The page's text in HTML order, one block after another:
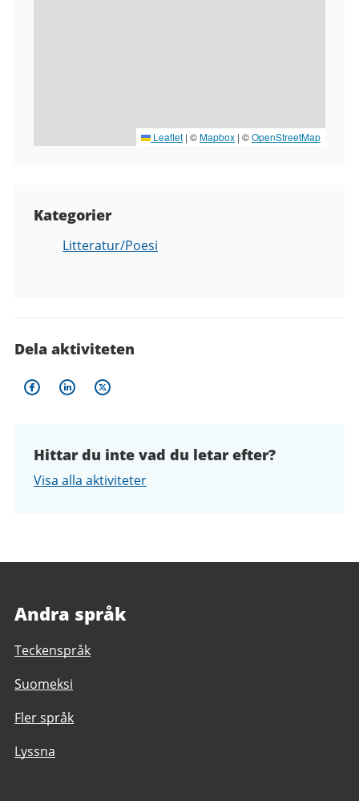
Leaflet | ©Mapbox | ©OpenStreetMap
Kategorier
Litteratur/Poesi
Dela aktiviteten
Hittar du inte vad du letar efter?
Visa alla aktiviteter
Andra språk
Teckenspråk
Suomeksi
Fler språk
Lyssna